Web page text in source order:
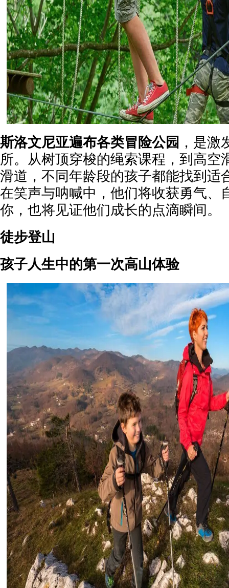
斯洛文尼亚遍布各类冒险公园 ，是激
所。从树顶穿梭的绳索课程，到高空
滑道，不同年龄段的孩子都能找到适
在笑声与呐喊中，他们将收获勇气、
你，也将见证他们成长的点滴瞬间。
徒步登山
孩子人生中的第一次高山体验